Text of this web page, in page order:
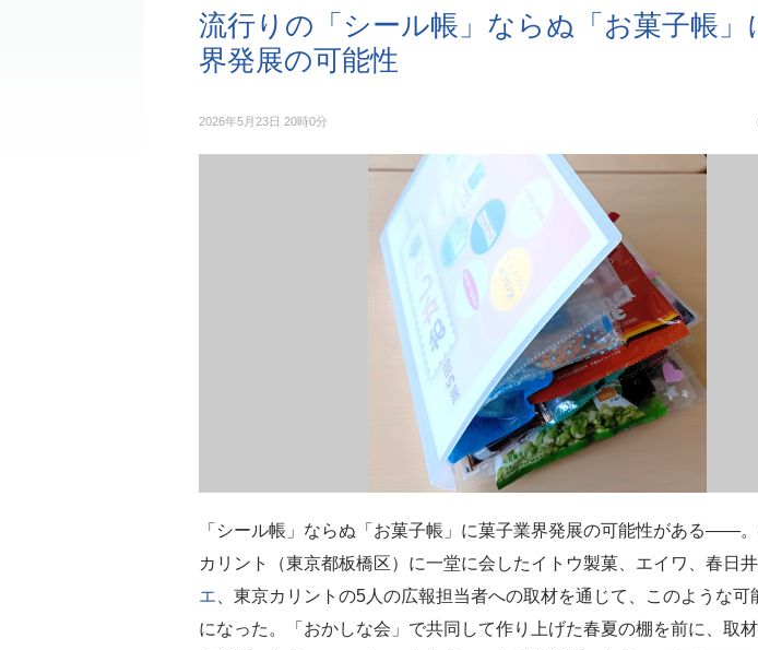
流行りの「シール帳」ならぬ「お菓子帳」
界発展の可能性
2026年5月23日 20時0分
「シール帳」ならぬ「お菓子帳」に菓子業界発展の可能性がある――
カリント（東京都板橋区）に一堂に会したイトウ製菓、エイワ、春日井
エ 、東京カリントの5人の広報担当者への取材を通じて、このような可
になった。「おかしな会」で共同して作り上げた春夏の棚を前に、取